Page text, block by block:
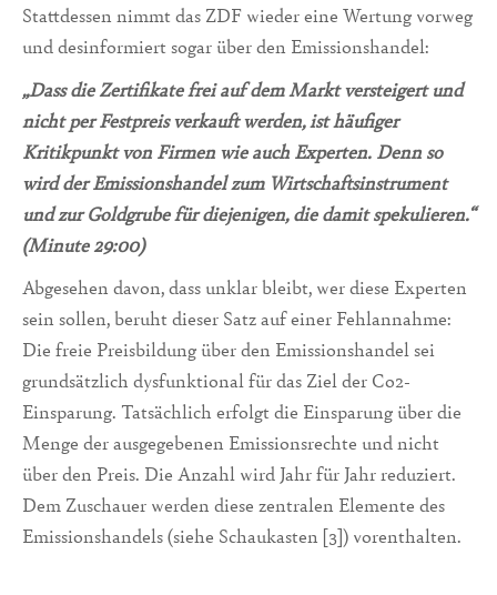
Stattdessen nimmt das ZDF wieder eine Wertung vorweg
und desinformiert sogar über den Emissionshandel:
„Dass die Zertifikate frei auf dem Markt versteigert und
nicht per Festpreis verkauft werden, ist häufiger
Kritikpunkt von Firmen wie auch Experten. Denn so
wird der Emissionshandel zum Wirtschaftsinstrument
und zur Goldgrube für diejenigen, die damit spekulieren.“
(Minute 29:00)
Abgesehen davon, dass unklar bleibt, wer diese Experten
sein sollen, beruht dieser Satz auf einer Fehlannahme:
Die freie Preisbildung über den Emissionshandel sei
grundsätzlich dysfunktional für das Ziel der Co2-
Einsparung. Tatsächlich erfolgt die Einsparung über die
Menge der ausgegebenen Emissionsrechte und nicht
über den Preis. Die Anzahl wird Jahr für Jahr reduziert.
Dem Zuschauer werden diese zentralen Elemente des
Emissionshandels (siehe Schaukasten [3]) vorenthalten.